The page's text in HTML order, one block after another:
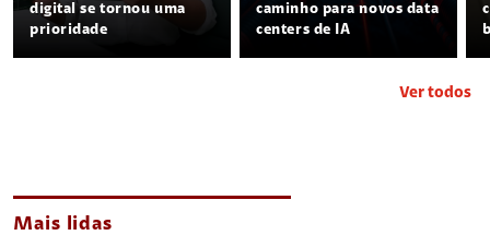
digital se tornou uma
prioridade
caminho para novos data
centers de IA
Ver todos
Mais lidas